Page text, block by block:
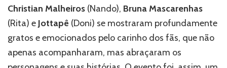
Christian Malheiros (Nando), Bruna Mascarenhas
(Rita) e Jottapê (Doni) se mostraram profundamente
gratos e emocionados pelo carinho dos fãs, que não
apenas acompanharam, mas abraçaram os